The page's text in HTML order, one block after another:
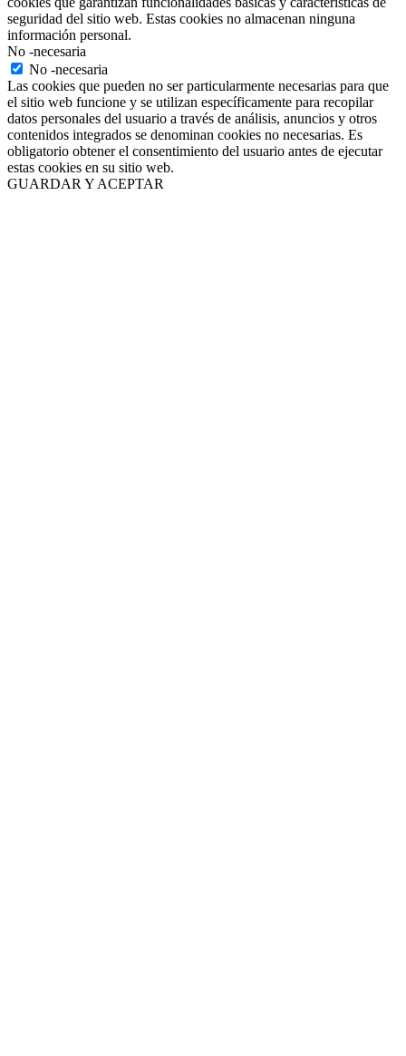
seguridad del sitio web. Estas cookies no almacenan ninguna
información personal.
No -necesaria
No -necesaria
Las cookies que pueden no ser particularmente necesarias para que
el sitio web funcione y se utilizan específicamente para recopilar
datos personales del usuario a través de análisis, anuncios y otros
contenidos integrados se denominan cookies no necesarias. Es
obligatorio obtener el consentimiento del usuario antes de ejecutar
estas cookies en su sitio web.
GUARDAR Y ACEPTAR